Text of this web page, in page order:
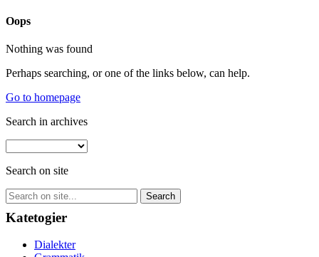
Oops
Nothing was found
Perhaps searching, or one of the links below, can help.
Go to homepage
Search in archives
Search on site
Katetogier
Dialekter